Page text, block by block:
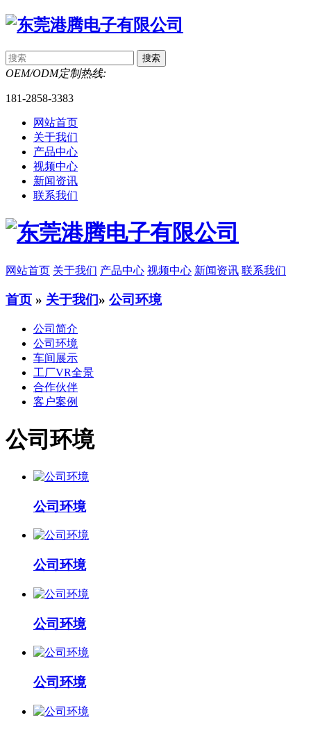
OEM/ODM定制热线:
181-2858-3383
网站首页
关于我们
产品中心
视频中心
新闻资讯
联系我们
网站首页 关于我们 产品中心 视频中心 新闻资讯 联系我们
首页 » 关于我们» 公司环境
公司简介
公司环境
车间展示
工厂VR全景
合作伙伴
客户案例
公司环境
公司环境
公司环境
公司环境
公司环境